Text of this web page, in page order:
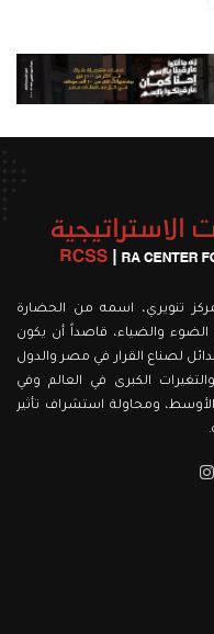
رع للدراسات في يناير ٢٠٢١، كمركز تنويري، اسمه من الحضارة
الضوء والضياء، قاصداً أن يكون
لصناع القرار في مصر والدول
الكبرى في العالم وفي
ومحاولة استشراف تأثير
‫YouTube